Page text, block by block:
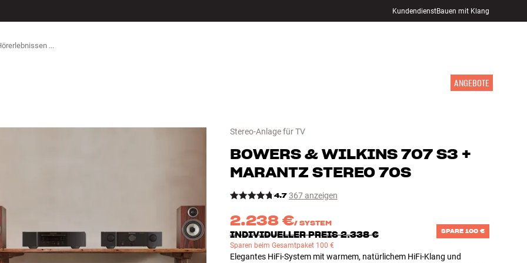
KundendienstBauen mit Klang
ANGEBOTE
Stereo-Anlage für TV
BOWERS & WILKINS 707 S3 +
MARANTZ STEREO 70S
4.7 367 anzeigen
2.238 €/ SYSTEM
INDIVIDUELLER PREIS 2.338 €
Sparen beim Gesamtpaket 100 €
SPARE 100 €
Elegantes HiFi-System mit warmem, natürlichem HiFi-Klang und